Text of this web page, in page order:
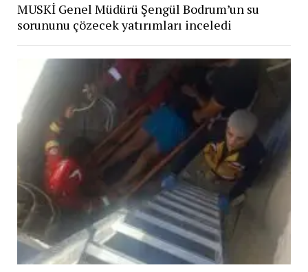
MUSKİ Genel Müdürü Şengül Bodrum’un su
sorununu çözecek yatırımları inceledi